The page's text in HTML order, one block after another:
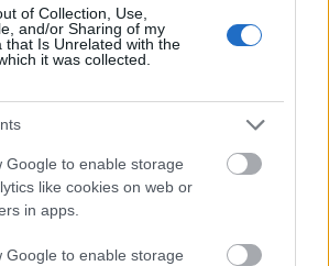
of Collection, Use,
and/or Sharing of my
that Is Unrelated with the
it was collected.
Google to enable storage
like cookies on web or
in apps.
Google to enable storage
definicja
również hasła
goj